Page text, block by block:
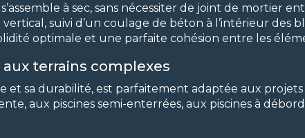
à sec, sans nécessiter de joint de mortier
suivi d’un coulage de béton à l’intérieur des
optimale et une parfaite cohésion entre les
terrains complexes
et sa durabilité, est parfaitement adaptée aux
aux piscines semi-enterrées, aux piscines à